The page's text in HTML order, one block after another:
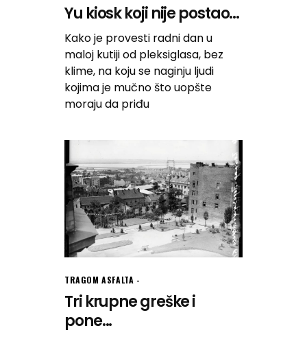
Yu kiosk koji nije postao...
Kako je provesti radni dan u
maloj kutiji od pleksiglasa, bez
klime, na koju se naginju ljudi
kojima je mučno što uopšte
moraju da priđu
TRAGOM ASFALTA
Tri krupne greške i
pone...